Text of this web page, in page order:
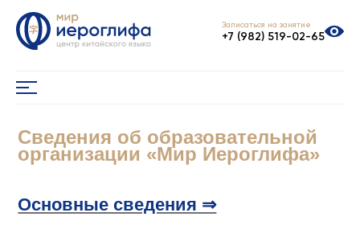
Записаться на занятие
+7 (982) 519-02-65
Сведения об образовательной
организации «Мир Иероглифа»
Основные сведения ⇒